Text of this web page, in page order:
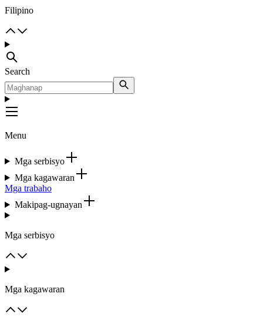
Filipino
Search
Menu
Mga serbisyo
Mga kagawaran
Mga trabaho
Makipag-ugnayan
Mga serbisyo
Mga kagawaran